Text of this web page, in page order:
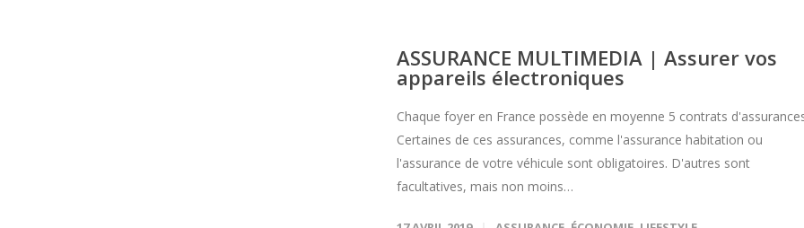
ASSURANCE MULTIMEDIA | Assurer vos
appareils électroniques
Chaque foyer en France possède en moyenne 5 contrats
Certaines de ces assurances, comme l'assurance habitation ou
l'assurance de votre véhicule sont obligatoires. D'autres sont
facultatives, mais non moins…